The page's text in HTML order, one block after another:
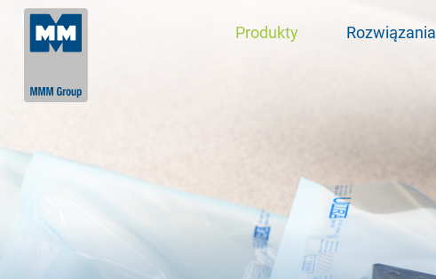
Produkty Rozwiązania